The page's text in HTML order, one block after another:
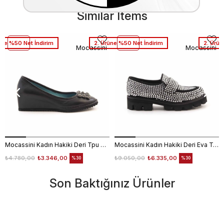
Similar Items
Mocassini Kadın Hakiki Deri Tpu Taban Siyah Günlük Ayakkabı
₺3.346,00
₺4.780,00 %30
%50 Net İndirim
Mocassini
Mocassini Kadın Hakiki Deri Eva Taban Beyaz Günlük Ayakkabı
₺6.335,00
₺9.050,00 %30
2. Ürüne %50 Net İndirim
Mocassini
2.
Son Baktığınız Ürünler